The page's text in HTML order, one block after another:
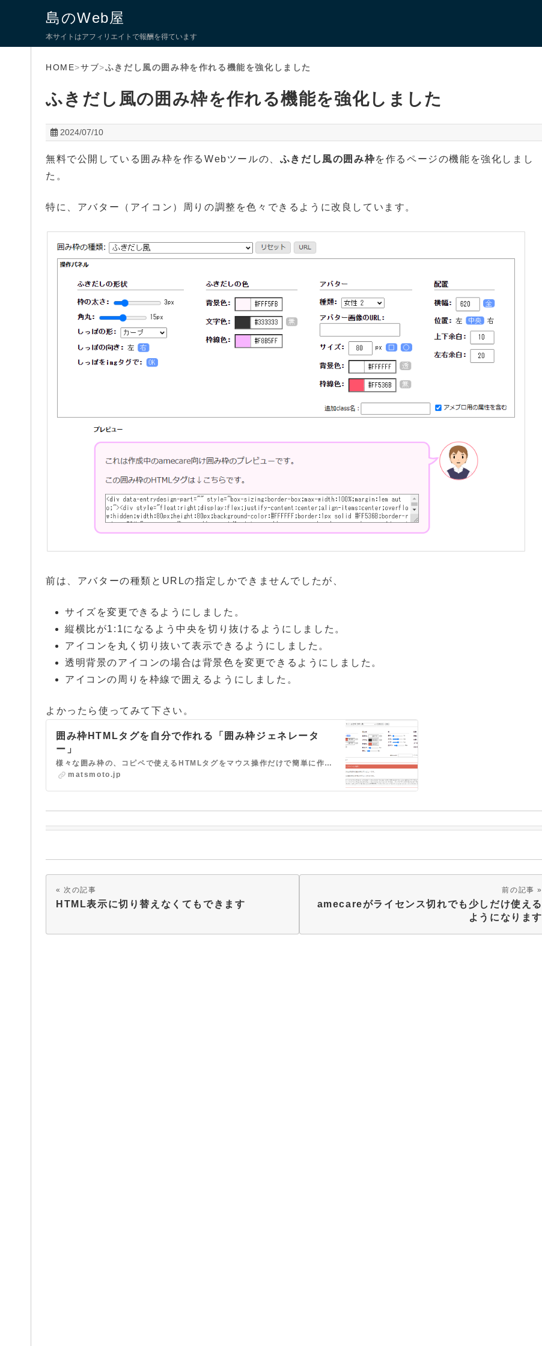
島のWeb屋
本サイトはアフィリエイトで報酬を得ています
HOME>サブ>ふきだし風の囲み枠を作れる機能を強化しました
ふきだし風の囲み枠を作れる機能を強化しました
2024/07/10
無料で公開している囲み枠を作るWebツールの、 ふきだし風の囲み枠を作るページの機能を強化しまし
た。
特に、アバター（アイコン）周りの調整を色々できるように改良しています。
前は、アバターの種類とURLの指定しかできませんでしたが、
サイズを変更できるようにしました。
縦横比が1:1になるよう中央を切り抜けるようにしました。
アイコンを丸く切り抜いて表示できるようにしました。
透明背景のアイコンの場合は背景色を変更できるようにしました。
アイコンの周りを枠線で囲えるようにしました。
よかったら使ってみて下さい。
囲み枠HTMLタグを自分で作れる「囲み枠ジェネレータ
ー」
様々な囲み枠の、コピペで使えるHTMLタグをマウス操作だけで簡単に作れるジェネレーターです。スタイルもHTMLタグ内に記述していますのでCSSの変更をしなくても貼り付けるだけで囲み枠を表示することができます。
matsmoto.jp
次の記事
HTML表示に切り替えなくてもできます
前の記事
amecareがライセンス切れでも少しだけ使える
ようになります